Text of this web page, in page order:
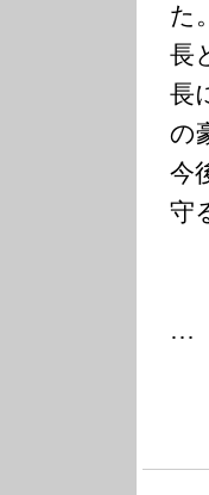
た
長
長
の
今
守
…